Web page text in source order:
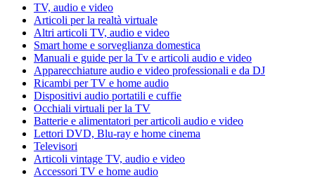
TV, audio e video
Articoli per la realtà virtuale
Altri articoli TV, audio e video
Smart home e sorveglianza domestica
Manuali e guide per la Tv e articoli audio e video
Apparecchiature audio e video professionali e da DJ
Ricambi per TV e home audio
Dispositivi audio portatili e cuffie
Occhiali virtuali per la TV
Batterie e alimentatori per articoli audio e video
Lettori DVD, Blu-ray e home cinema
Televisori
Articoli vintage TV, audio e video
Accessori TV e home audio